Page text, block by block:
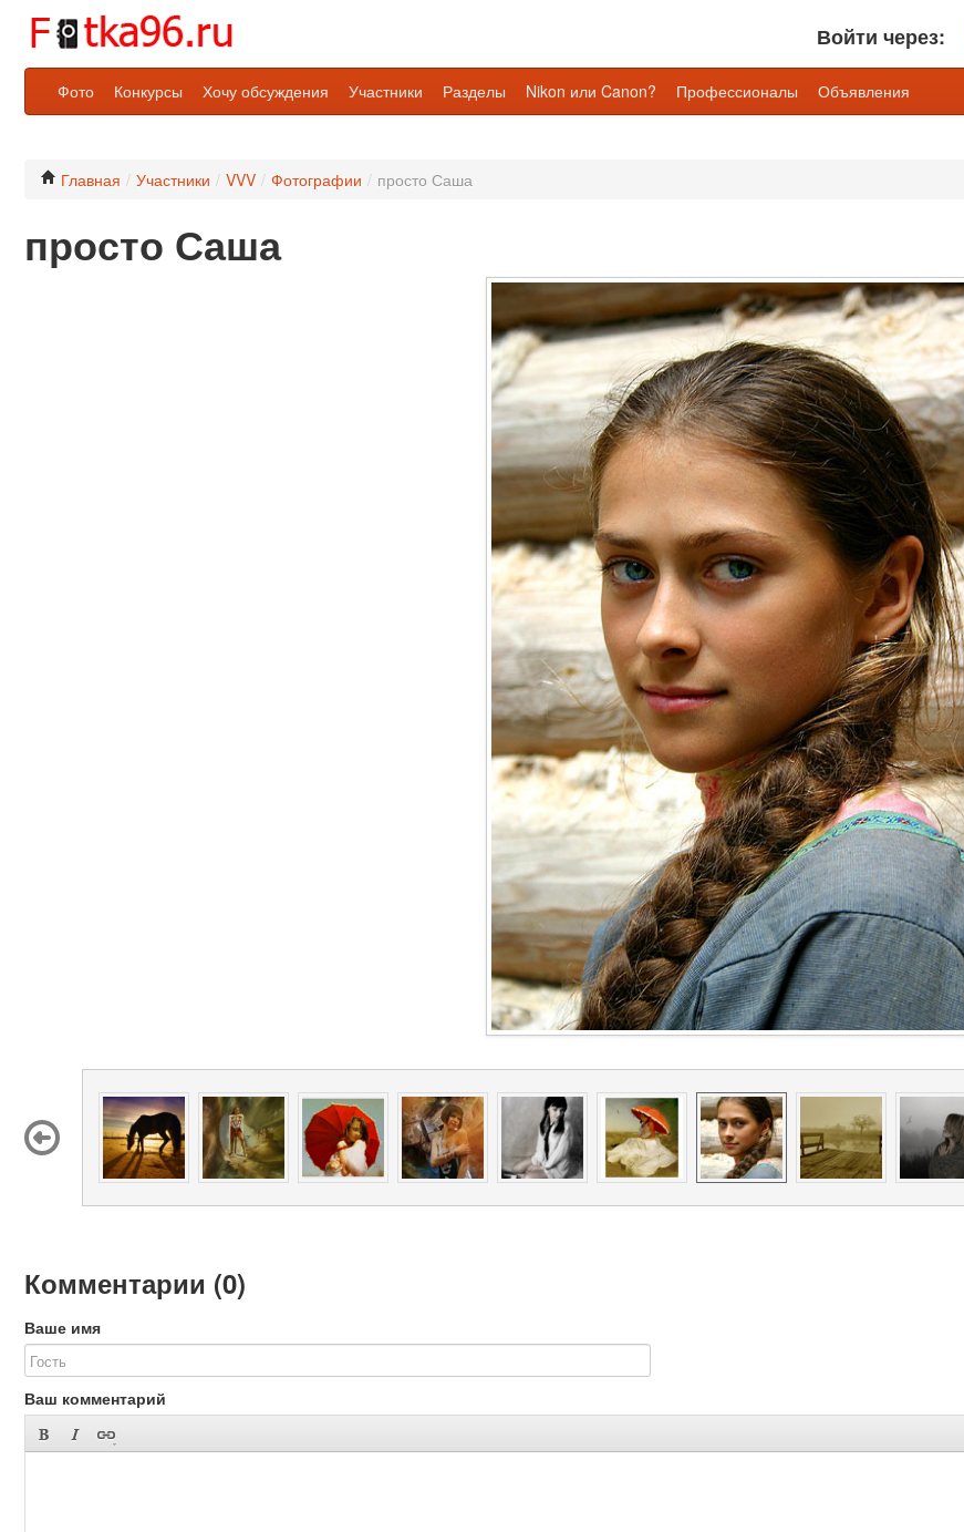
Войти через:
Фото Конкурсы Хочу обсуждения Участники Разделы Nikon или Canon? Профессионалы Объявления
Главная / Участники / VVV / Фотографии / просто Саша
просто Саша
Комментарии (0)
Ваше имя
Ваш комментарий